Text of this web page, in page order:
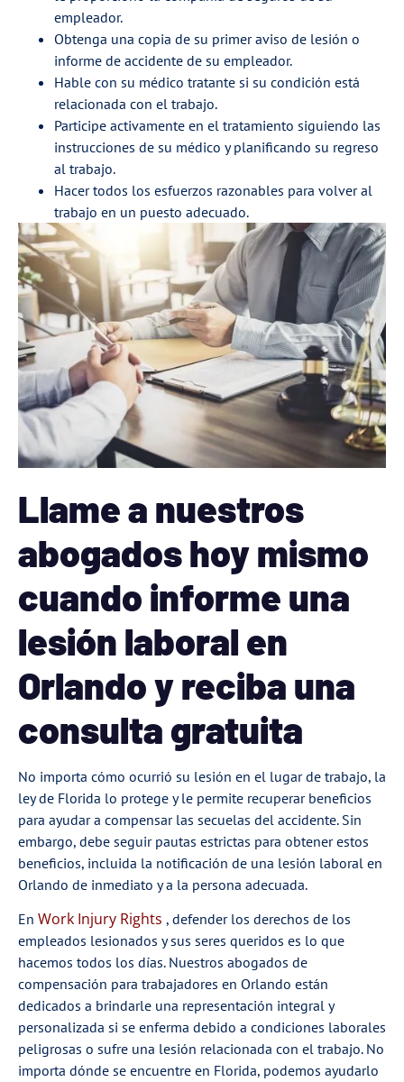
empleador.
Obtenga una copia de su primer aviso de lesión o
informe de accidente de su empleador.
Hable con su médico tratante si su condición está
relacionada con el trabajo.
Participe activamente en el tratamiento siguiendo las
instrucciones de su médico y planificando su regreso
al trabajo.
Hacer todos los esfuerzos razonables para volver al
trabajo en un puesto adecuado.
Llame a nuestros
abogados hoy mismo
cuando informe una
lesión laboral en
Orlando y reciba una
consulta gratuita
No importa cómo ocurrió su lesión en el lugar de trabajo, la
ley de Florida lo protege y le permite recuperar beneficios
para ayudar a compensar las secuelas del accidente. Sin
embargo, debe seguir pautas estrictas para obtener estos
beneficios, incluida la notificación de una lesión laboral en
Orlando de inmediato y a la persona adecuada.
En Work Injury Rights , defender los derechos de los
empleados lesionados y sus seres queridos es lo que
hacemos todos los días. Nuestros abogados de
compensación para trabajadores en Orlando están
dedicados a brindarle una representación integral y
personalizada si se enferma debido a condiciones laborales
peligrosas o sufre una lesión relacionada con el trabajo. No
importa dónde se encuentre en Florida, podemos ayudarlo